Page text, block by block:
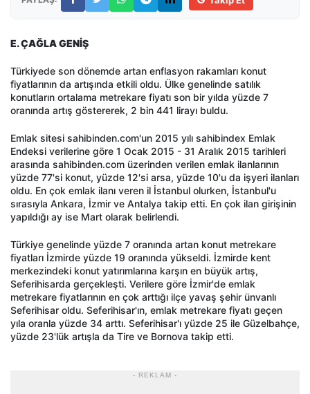
E. ÇAĞLA GENİŞ
Türkiyede son dönemde artan enflasyon rakamları konut
fiyatlarının da artışında etkili oldu. Ülke genelinde satılık
konutların ortalama metrekare fiyatı son bir yılda yüzde 7
oranında artış göstererek, 2 bin 441 lirayı buldu.
Emlak sitesi sahibinden.com'un 2015 yılı sahibindex Emlak
Endeksi verilerine göre 1 Ocak 2015 - 31 Aralık 2015 tarihleri
arasında sahibinden.com üzerinden verilen emlak ilanlarının
yüzde 77'si konut, yüzde 12'si arsa, yüzde 10'u da işyeri ilanları
oldu. En çok emlak ilanı veren il İstanbul olurken, İstanbul'u
sırasıyla Ankara, İzmir ve Antalya takip etti. En çok ilan girişinin
yapıldığı ay ise Mart olarak belirlendi.
Türkiye genelinde yüzde 7 oranında artan konut metrekare
fiyatları İzmirde yüzde 19 oranında yükseldi. İzmirde kent
merkezindeki konut yatırımlarına karşın en büyük artış,
Seferihisarda gerçekleşti. Verilere göre İzmir'de emlak
metrekare fiyatlarının en çok arttığı ilçe yavaş şehir ünvanlı
Seferihisar oldu. Seferihisar'ın, emlak metrekare fiyatı geçen
yıla oranla yüzde 34 arttı. Seferihisar'ı yüzde 25 ile Güzelbahçe,
yüzde 23'lük artışla da Tire ve Bornova takip etti.
- REKLAM -